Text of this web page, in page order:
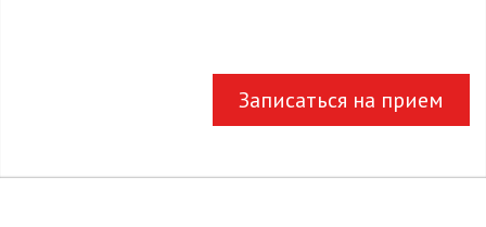
Записаться на прием